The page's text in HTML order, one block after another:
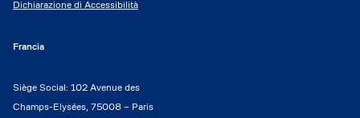
Dichiarazione di Accessibilità
Francia
Siège Social: 102 Avenue des
Champs-Elysées, 75008 – Paris